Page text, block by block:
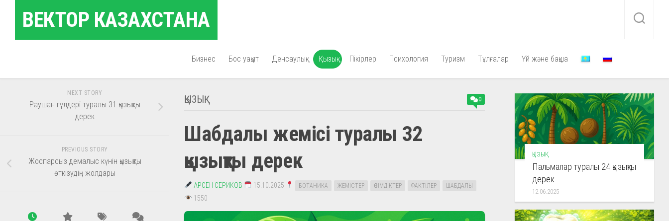
contentВЕКТОР КАЗАХСТАНА
Бизнес Бос уақыт Денсаулық Қызық Пікірлер Психология Туризм Тұлғалар Үй және бақша
ҚЫЗЫҚ 0
Шабдалы жемісі туралы 32
қызықты дерек
АРСЕН СЕРИКОВ 15.10.2025 БОТАНИКА ЖЕМІСТЕР ӨСІМДІКТЕР ФАКТІЛЕР ШАБДАЛЫ
1550
NEXT STORY
Раушан гүлдері туралы 31 қызықты
дерек
PREVIOUS STORY
Жоспарсыз демалыс күнін қызықты
өткізудің жолдары
ҚЫЗЫҚ
Пальмалар туралы 24 қызықты
дерек
12.06.2025